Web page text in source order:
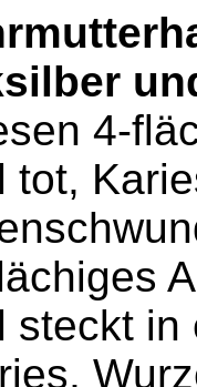
4-
tot,
steckt in